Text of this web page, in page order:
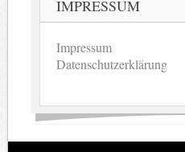
IMPRESSUM
Impressum
Datenschutzerklärung